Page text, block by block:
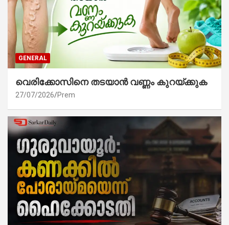
GENERAL
വെരിക്കോസിനെ തടയാൻ വണ്ണം കുറയ്ക്കുക
27/07/2026 Prem